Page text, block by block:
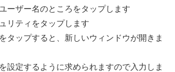
ーザー名のところをタップします
リティをタップします
ップすると、新しいウィンドウが開きま
定するように求められますので入力しま